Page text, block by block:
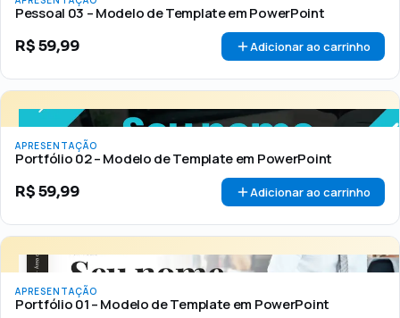
Pessoal 03 – Modelo de Template em PowerPoint
R$59,99 Adicionar ao carrinho
APRESENTAÇÃO
Portfólio 02 – Modelo de Template em PowerPoint
R$59,99 Adicionar ao carrinho
APRESENTAÇÃO
Portfólio 01 – Modelo de Template em PowerPoint